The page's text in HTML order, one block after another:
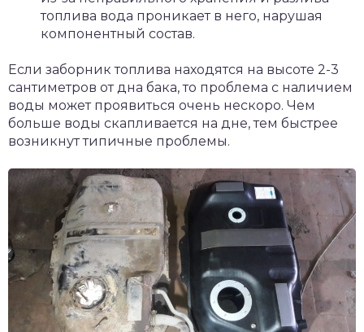
топлива вода проникает в него, нарушая
компонентный состав.
Если заборник топлива находятся на высоте 2-3
сантиметров от дна бака, то проблема с наличием
воды может проявиться очень нескоро. Чем
больше воды скапливается на дне, тем быстрее
возникнут типичные проблемы.